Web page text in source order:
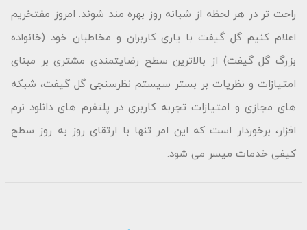
راحت تر در هر لحظه از شبانه روز بهره مند شوند. امروز مفتخریم
اعلام کنیم گل گیفت با یاری کاربران و مخاطبان خود (خانواده
بزرگ گل گیفت) از بالاترین سطح رضایتمندی مشتری بر مبنای
امتیازات و نظریات بر بستر سیستم نظرسنجی گل گیفت، شبکه
های مجازی و امتیازات تجربه کاربری در پلتفرم های دانلود نرم
افزار، برخوردار است که این امر تنها با ارتقای روز به روز سطح
کیفی خدمات میسر می شود.